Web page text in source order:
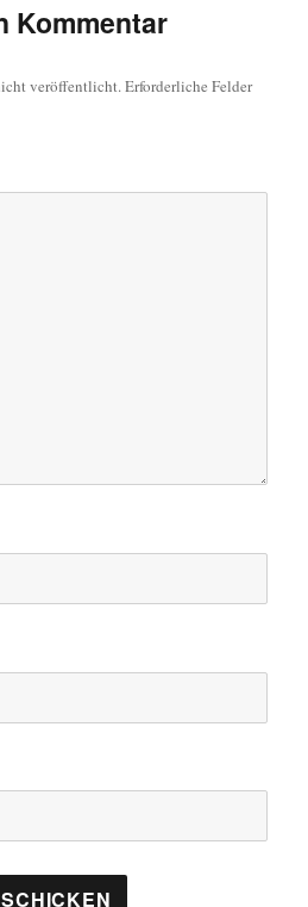
Kommentar
veröffentlicht. Erforderliche Felder